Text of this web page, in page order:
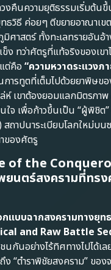
งคืนความยุติธรรมเริ่มต้นขึ้
ธวิธี ค่อยๆ ตีขยายอาณาเข
ศาสตร์ ทั้งทะเลทรายอันอ้า
ข็ง ทว่าศัตรูที่แท้จริงของเข
ต่คือ “ความหวาดระแวง
การทูตที่เต็มไปด้วยยาพิษขอ
ล่ห์ เขาต้องยอมแลกมิตรภา
ใจ เพื่อก้าวขึ้นเป็น “ผู้พิชิต
ถาปนาระเบียบโลกใหม่บ
ของศัตรู
of the
ยนตร์สงครามที่ทร
กแบบฉากสงครามทางยุท
and Raw Battle
นกันอย่างไร้ทิศทางไปได้เ
ง “ตำราพิชัยสงคราม” ของ